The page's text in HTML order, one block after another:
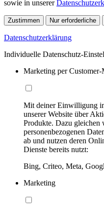
sowie in unserer
Zustimmen Nur erforderliche
Datenschutzerklärung
Individuelle Datenschutz-
Marketing per Customer-
Mit deiner Einwilligung
unserer Website über
Produkte. Dazu gleichen
personenbezogenen
ab und nutzen deren
Dienste bereits nutzt:
Bing, Criteo, Meta,
Marketing